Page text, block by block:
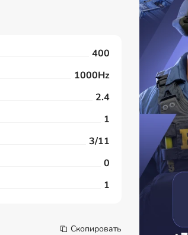
400
1000Hz
2.4
1
3/11
0
1
Скопировать